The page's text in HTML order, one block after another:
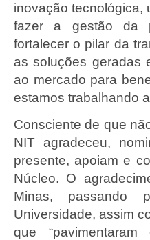
inovação tecnológica,
fazer a gestão da
fortalecer o pilar da
as soluções geradas
ao mercado para
estamos trabalhando
Consciente de que
NIT agradeceu,
presente, apoiam e
Núcleo. O
Minas, passando
Universidade, assim
que